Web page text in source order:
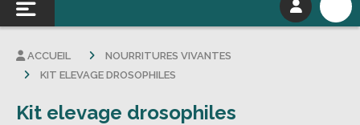
ACCUEIL
NOURRITURES VIVANTES
KIT ELEVAGE DROSOPHILES
Kit elevage drosophiles